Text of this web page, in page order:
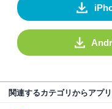
関連するカテゴリからアプ